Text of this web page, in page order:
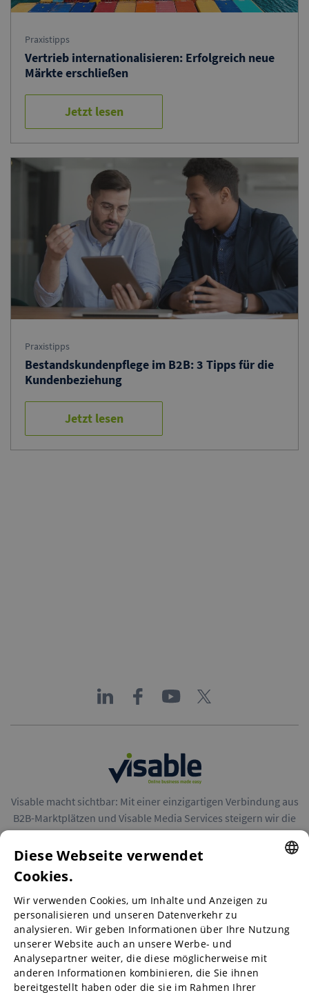
Praxistipps
Vertrieb internationalisieren: Erfolgreich neue
Märkte erschließen
Jetzt lesen
Praxistipps
Bestandskundenpflege im B2B: 3 Tipps für die
Kundenbeziehung
Jetzt lesen
Visable macht sichtbar: Mit einer einzigartigen Verbindung aus
B2B-Marktplätzen und Visable Media Services steigern wir die
Reichweite von Unternehmen in Europa.
B2B-Marktplätze
Visable Media Services
ENGLISH
GERMAN
SPANISH
FRENCH
Diese Webseite verwendet
Cookies.
Wir verwenden Cookies, um Inhalte und Anzeigen zu
personalisieren und unseren Datenverkehr zu
analysieren. Wir geben Informationen über Ihre Nutzung
unserer Website auch an unsere Werbe- und
Analysepartner weiter, die diese möglicherweise mit
anderen Informationen kombinieren, die Sie ihnen
bereitgestellt haben oder die sie im Rahmen Ihrer